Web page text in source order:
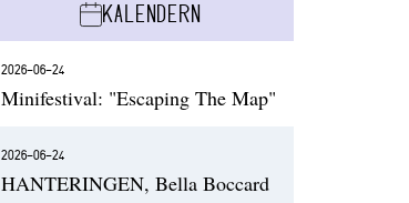
KALENDERN
2026-06-24
Minifestival: "Escaping The Map"
2026-06-24
HANTERINGEN, Bella Boccard